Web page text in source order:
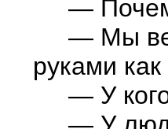
— Почему
— Мы
руками
— У кого